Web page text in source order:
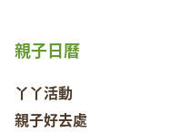
親子日曆
丫丫活動
親子好去處